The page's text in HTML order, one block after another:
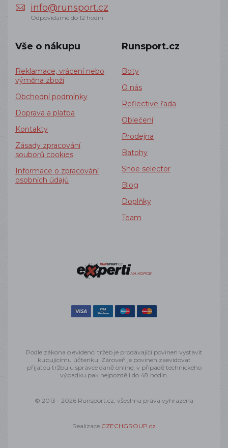
info@runsport.cz
Odpovídáme do 12 hodin
Vše o nákupu
Reklamace, vrácení nebo
výměna zboží
Obchodní podmínky
Doprava a platba
Kontakty
Zásady zpracování
souborů cookies
Informace o zpracování
osobních údajů
Runsport.cz
Boty
O nás
Reflective řada
Oblečení
Prodejna
Batohy
Shoe selector
Blog
Doplňky
Team
Podle zákona o evidenci tržeb je prodávající povinen vystavit
kupujícímu účtenku. Zároveň je povinen zaevidovat
přijatou tržbu u správce daně online; v případě technického
výpadku pak nejpozději do 48 hodin.
© 2013 - 2026 Runsport.cz, všechna práva vyhrazena
Realizace CZECHGROUP.cz